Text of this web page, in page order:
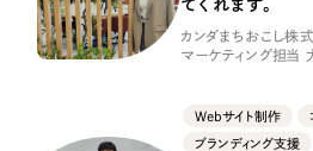
ブランディング（ロゴ・印
その他 （1件）
お客様インタビュー
てくれます。
カンダまちおこし株
マーケティング担当
Webサイト制作
ブランディング支援